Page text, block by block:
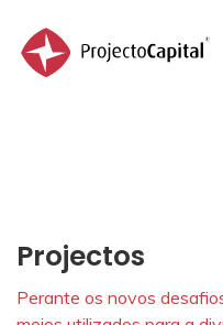
Serviços
Projectos
Perante os novos